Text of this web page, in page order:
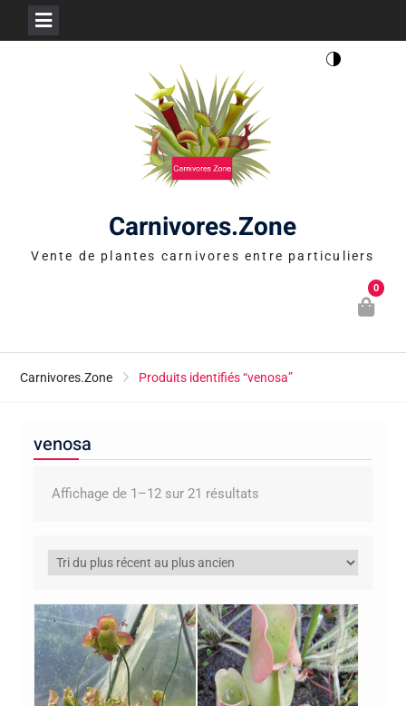
Carnivores.Zone
Vente de plantes carnivores entre particuliers
0
Carnivores.Zone Produits identifiés “venosa”
venosa
Affichage de 1–12 sur 21 résultatsTrié
récent
ancien